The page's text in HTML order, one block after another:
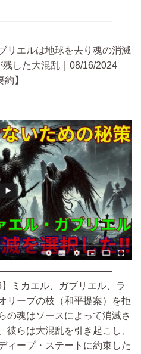
リエルは地球を去り魂の消滅
した大混乱｜08/16/2024
】
ミカエル、ガブリエル、ラ
リーブの枝（和平提案）を拒
の魂はソースによって消滅さ
彼らは大混乱を引き起こし、
ィープ・ステートに約束した